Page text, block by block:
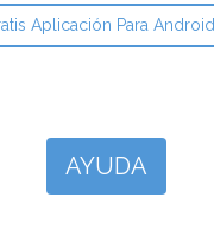
Aplicación Para Android
AYUDA